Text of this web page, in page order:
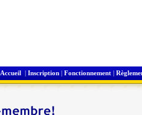
Accueil | Inscription | Fonctionnement |